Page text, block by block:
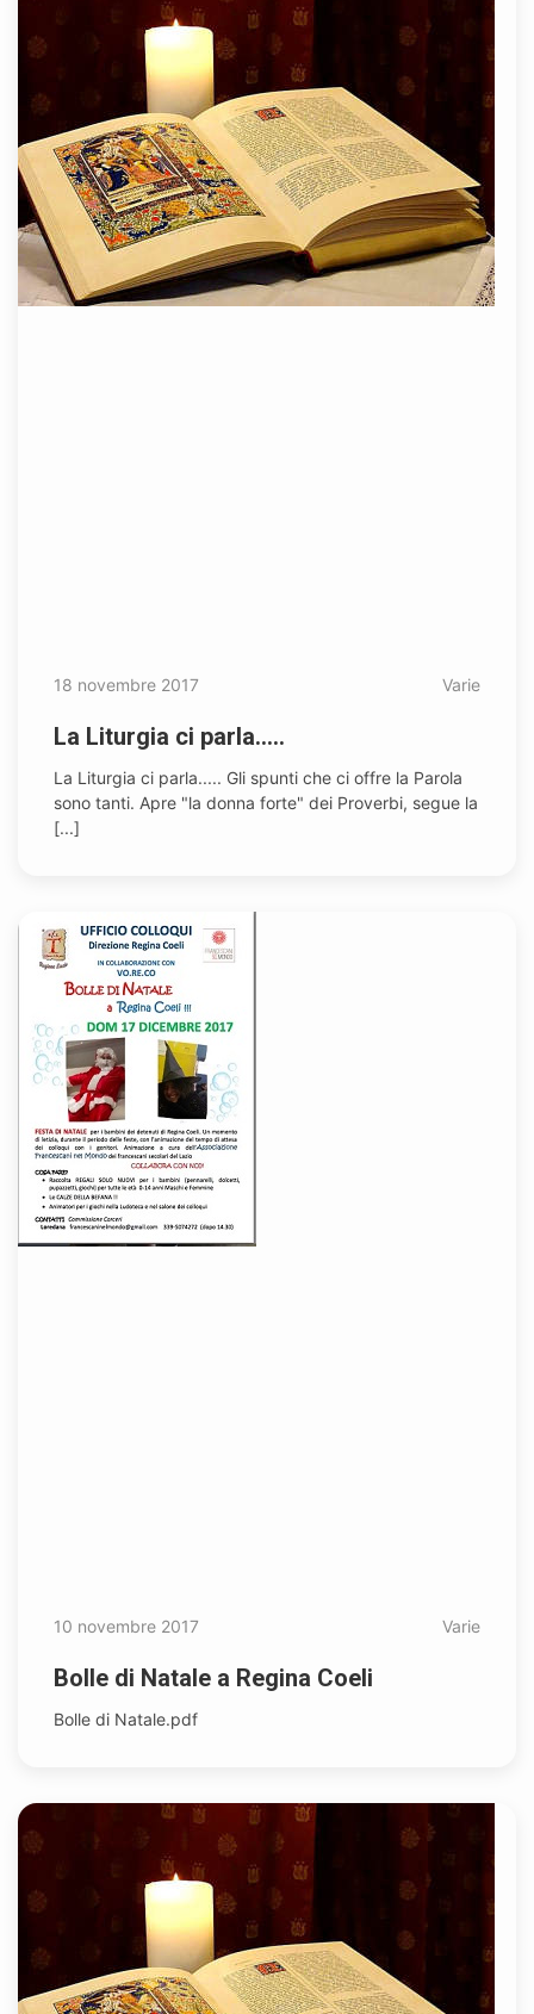
18 novembre 2017 Varie
La Liturgia ci parla.....
La Liturgia ci parla..... Gli spunti che ci offre la Parola
sono tanti. Apre "la donna forte" dei Proverbi, segue la
[...]
10 novembre 2017 Varie
Bolle di Natale a Regina Coeli
Bolle di Natale.pdf